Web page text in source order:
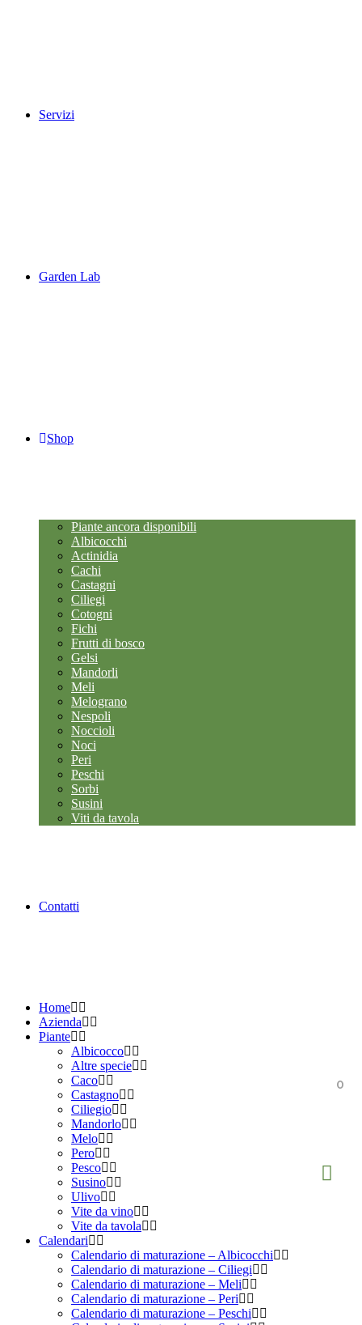
Servizi
Garden Lab
Shop
Piante ancora disponibili
Albicocchi
Actinidia
Cachi
Castagni
Ciliegi
Cotogni
Fichi
Frutti di bosco
Gelsi
Mandorli
Meli
Melograno
Nespoli
Noccioli
Noci
Peri
Peschi
Sorbi
Susini
Viti da tavola
Contatti
0
Home
Azienda
Piante
Albicocco
Altre specie
Caco
Castagno
Ciliegio
Mandorlo
Melo
Pero
Pesco
Susino
Ulivo
Vite da vino
Vite da tavola
Calendari
Calendario di maturazione – Albicocchi
Calendario di maturazione – Ciliegi
Calendario di maturazione – Meli
Calendario di maturazione – Peri
Calendario di maturazione – Peschi